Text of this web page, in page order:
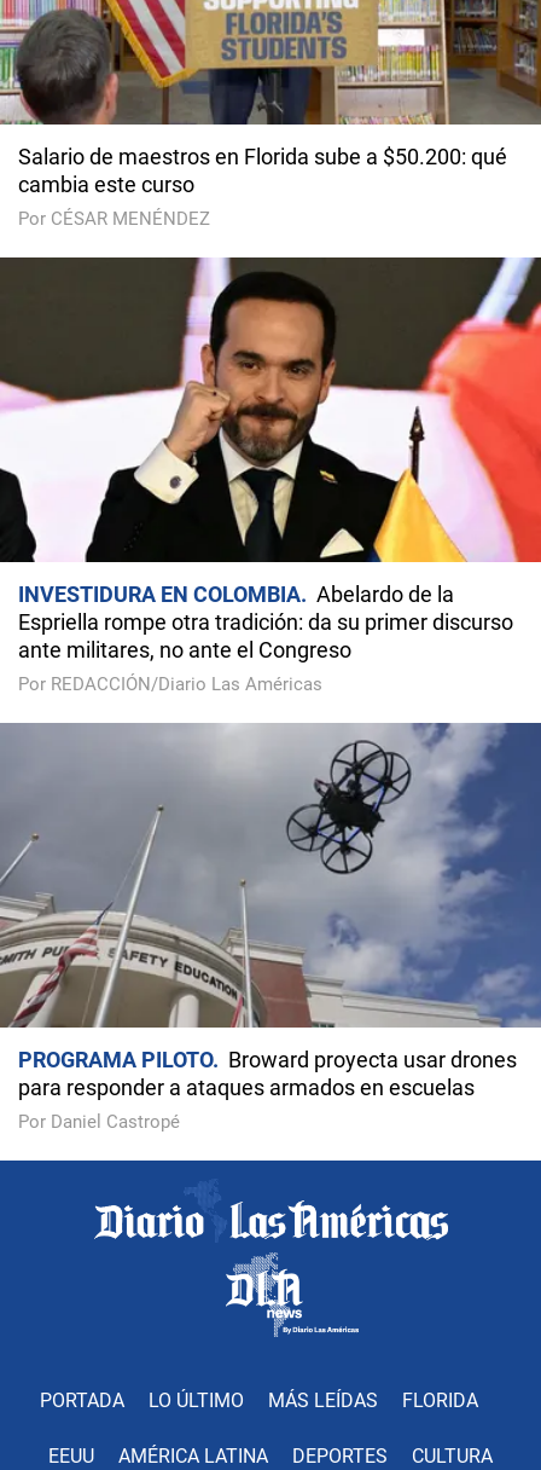
Salario de maestros en Florida sube a $50.200: qué
cambia este curso
Por CÉSAR MENÉNDEZ
INVESTIDURA EN COLOMBIA
Abelardo de la
Espriella rompe otra tradición: da su primer discurso
ante militares, no ante el Congreso
Por REDACCIÓN/Diario Las Américas
PROGRAMA PILOTO
Broward proyecta usar drones
para responder a ataques armados en escuelas
Por Daniel Castropé
PORTADA LO ÚLTIMO MÁS LEÍDAS FLORIDA
EEUU AMÉRICA LATINA DEPORTES CULTURA